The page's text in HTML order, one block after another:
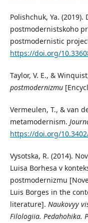
Polishchuk, Ya.
postmodernistskoho
postmodernistic
https://doi.org/
Taylor, V. E., &
postmodernizmu
Vermeulen, T., & van
metamodernism.
https://doi.org/
Vysotska, R. (2014).
Luisa Borhesa v
postmodernizmu
Luis Borges in the
literature]. Naukovyy
Filologiia. Pedahohika.